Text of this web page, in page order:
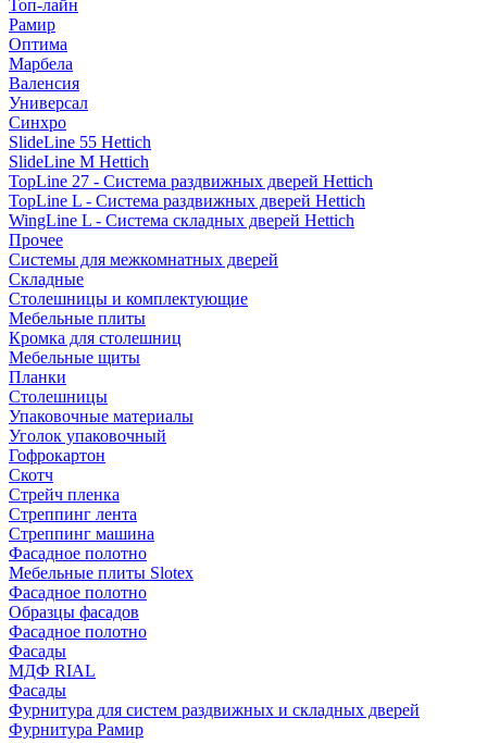
Топ-лайн
Рамир
Оптима
Марбела
Валенсия
Универсал
Синхро
SlideLine 55 Hettich
SlideLine M Hettich
TopLine 27 - Система раздвижных дверей Hettich
TopLine L - Система раздвижных дверей Hettich
WingLine L - Система складных дверей Hettich
Прочее
Системы для межкомнатных дверей
Складные
Столешницы и комплектующие
Мебельные плиты
Кромка для столешниц
Мебельные щиты
Планки
Столешницы
Упаковочные материалы
Уголок упаковочный
Гофрокартон
Скотч
Стрейч пленка
Стреппинг лента
Стреппинг машина
Фасадное полотно
Мебельные плиты Slotex
Фасадное полотно
Образцы фасадов
Фасадное полотно
Фасады
МДФ RIAL
Фасады
Фурнитура для систем раздвижных и складных дверей
Фурнитура Рамир